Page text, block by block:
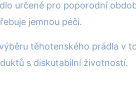
určené pro poporodní
jemnou péči.
těhotenského prádla v
s diskutabilní životností.